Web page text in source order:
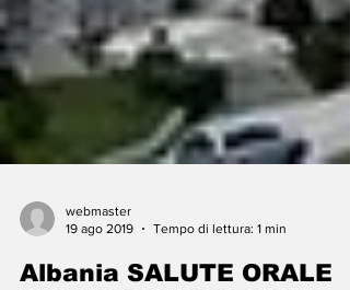
19 ago 2019
Tempo di lettura: 1 min